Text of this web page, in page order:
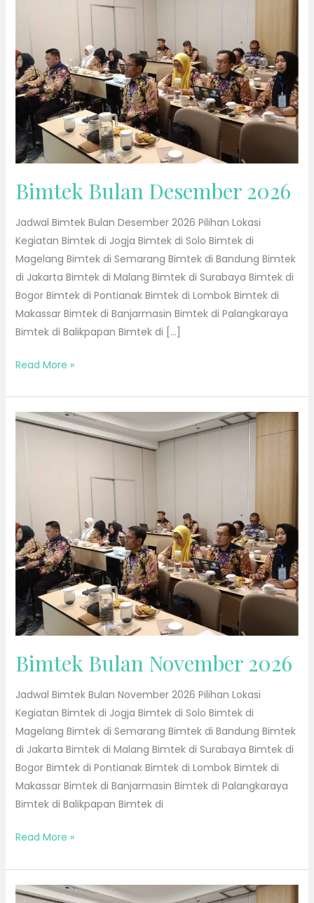
Bimtek Bulan Desember 2026
Jadwal Bimtek Bulan Desember 2026 Pilihan Lokasi
Kegiatan Bimtek di Jogja Bimtek di Solo Bimtek di
Magelang Bimtek di Semarang Bimtek di Bandung Bimtek
di Jakarta Bimtek di Malang Bimtek di Surabaya Bimtek di
Bogor Bimtek di Pontianak Bimtek di Lombok Bimtek di
Makassar Bimtek di Banjarmasin Bimtek di Palangkaraya
Bimtek di Balikpapan Bimtek di […]
Read More »
Bimtek Bulan November 2026
Jadwal Bimtek Bulan November 2026 Pilihan Lokasi
Kegiatan Bimtek di Jogja Bimtek di Solo Bimtek di
Magelang Bimtek di Semarang Bimtek di Bandung Bimtek
di Jakarta Bimtek di Malang Bimtek di Surabaya Bimtek di
Bogor Bimtek di Pontianak Bimtek di Lombok Bimtek di
Makassar Bimtek di Banjarmasin Bimtek di Palangkaraya
Bimtek di Balikpapan Bimtek di
Bimtek
Read More »
Bimtek